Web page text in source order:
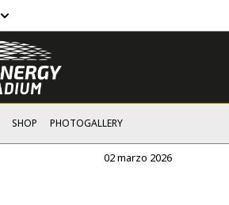
SHOP PHOTOGALLERY
02 marzo 2026